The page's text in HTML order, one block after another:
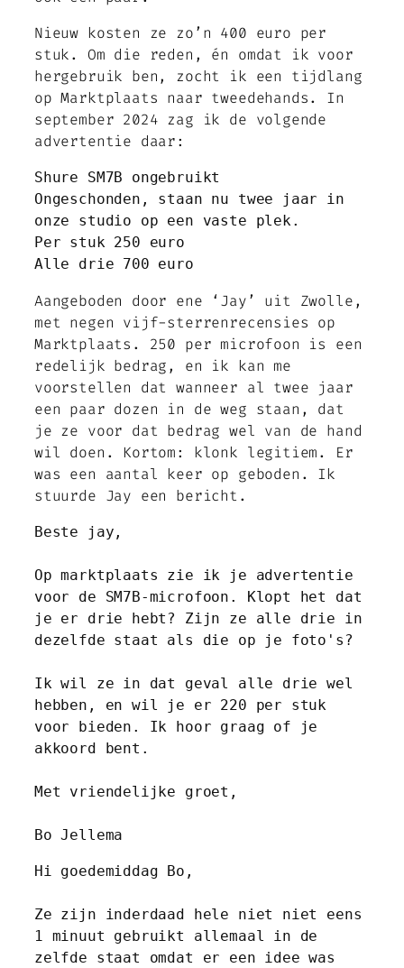
Nieuw kosten ze zo’n 400 euro per
stuk. Om die reden, én omdat ik voor
hergebruik ben, zocht ik een tijdlang
op Marktplaats naar tweedehands. In
september 2024 zag ik de volgende
advertentie daar:
Shure SM7B ongebruikt
Ongeschonden, staan nu twee jaar in
onze studio op een vaste plek.
Per stuk 250 euro
Alle drie 700 euro
Aangeboden door ene ‘Jay’ uit Zwolle,
met negen vijf-sterrenrecensies op
Marktplaats. 250 per microfoon is een
redelijk bedrag, en ik kan me
voorstellen dat wanneer al twee jaar
een paar dozen in de weg staan, dat
je ze voor dat bedrag wel van de hand
wil doen. Kortom: klonk legitiem. Er
was een aantal keer op geboden. Ik
stuurde Jay een bericht.
Beste jay,
Op marktplaats zie ik je advertentie
voor de SM7B-microfoon. Klopt het dat
je er drie hebt? Zijn ze alle drie in
dezelfde staat als die op je foto's?
Ik wil ze in dat geval alle drie wel
hebben, en wil je er 220 per stuk
voor bieden. Ik hoor graag of je
akkoord bent.
Met vriendelijke groet,
Bo Jellema
Hi goedemiddag Bo,
Ze zijn inderdaad hele niet niet eens
1 minuut gebruikt allemaal in de
zelfde staat omdat er een idee was